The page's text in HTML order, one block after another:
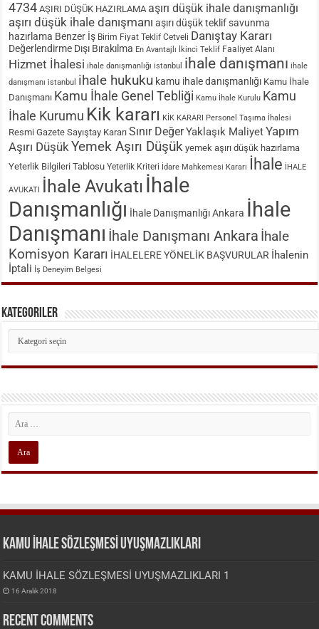
4734 AŞIRI DÜŞÜK HAZIRLAMA aşırı düşük ihale danışmanlığı
aşırı düşük ihale danışmanı aşırı düşük teklif savunma
hazırlama Benzer İş Birim Fiyat Teklif Cetveli Danıştay Kararı
Değerlendirme Dışı Bırakılma En Avantajlı İkinci Teklif Faaliyet Alanı
Hizmet İhalesi ihale danışmanlığı istanbul ihale danışmanı ihale
danışmanı istanbul ihale hukuku kamu ihale danışmanlığı Kamu İhale
Danışmanı Kamu İhale Genel Tebliği Kamu İhale Kurulu Kamu
İhale Kurumu Kik kararı KİK KARARI Personel Taşıma İhalesi
Resmi Gazete Sayıştay Kararı Sınır DeğerYaklaşık MaliyetYapım
Aşırı DüşükYemek Aşırı Düşük yemek aşırı düşük hazırlama
Yeterlik Bilgileri Tablosu Yeterlik Kriteri İdare Mahkemesi Kararı İhale İHALE
AVUKATI İhale Avukatı İhale
Danışmanlığı İhale Danışmanlığı Ankara İhale
Danışmanı İhale Danışmanı Ankara İhale
Komisyon Kararı İHALELERE YÖNELİK BAŞVURULAR İhalenin
İptali İş Deneyim Belgesi
Kategoriler
Kategoriler
KAMU İHALE SÖZLEŞMESİ UYUŞMAZLIKLARI
KAMU İHALE SÖZLEŞMESİ UYUŞMAZLIKLARI 1
16 Aralık 2018
Recent Comments